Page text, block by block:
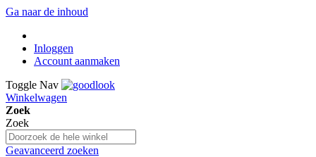
Ga naar de inhoud
Inloggen
Account aanmaken
Toggle Nav
Winkelwagen
Zoek
Zoek
Geavanceerd zoeken